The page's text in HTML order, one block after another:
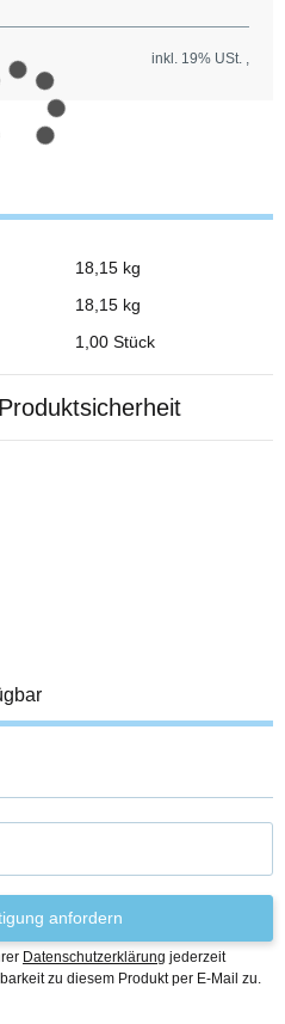
inkl. 19% USt. ,
18,15 kg
18,15 kg
1,00 Stück
anfordern
Datenschutzerklärung jederzeit
zu diesem Produkt per E-Mail zu.